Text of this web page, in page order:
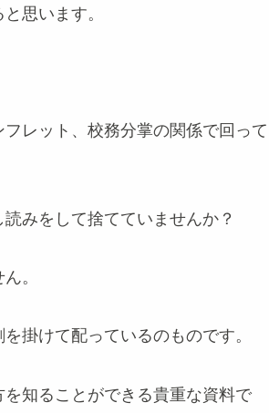
思います。
レット、校務分掌の関係で回って
みをして捨てていませんか？
。
掛けて配っているのものです。
知ることができる貴重な資料で